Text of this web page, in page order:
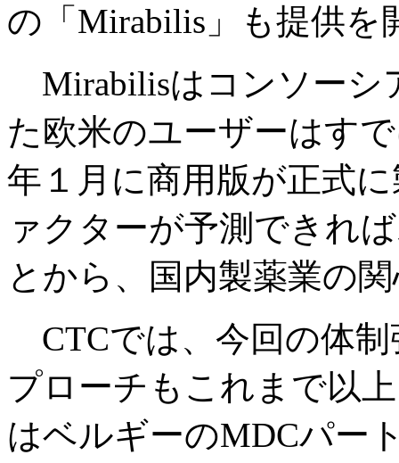
の「Mirabilis」も提供を
Mirabilisはコンソーシ
た欧米のユーザーはす
年１月に商用版が正式
ァクターが予測できれ
とから、国内製薬業の
CTCでは、今回の体
プローチもこれまで以
はベルギーのMDCパー